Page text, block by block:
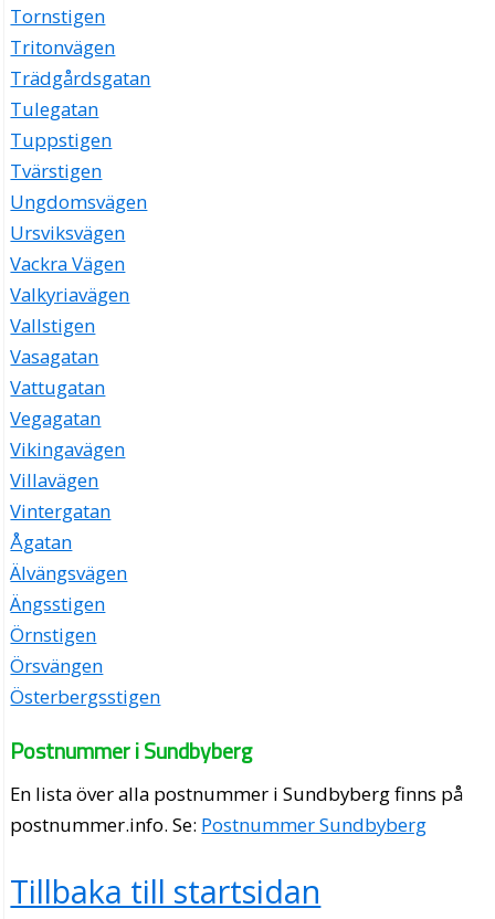
Tornstigen
Tritonvägen
Trädgårdsgatan
Tulegatan
Tuppstigen
Tvärstigen
Ungdomsvägen
Ursviksvägen
Vackra Vägen
Valkyriavägen
Vallstigen
Vasagatan
Vattugatan
Vegagatan
Vikingavägen
Villavägen
Vintergatan
Ågatan
Älvängsvägen
Ängsstigen
Örnstigen
Örsvängen
Österbergsstigen
Postnummer i Sundbyberg
En lista över alla postnummer i Sundbyberg finns på
postnummer.info. Se: Postnummer Sundbyberg
Tillbaka till startsidan